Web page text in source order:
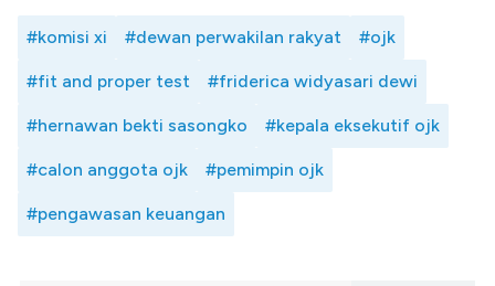
#komisi xi #dewan perwakilan rakyat #ojk
#fit and proper test #friderica widyasari dewi
#hernawan bekti sasongko #kepala eksekutif ojk
#calon anggota ojk #pemimpin ojk
#pengawasan keuangan